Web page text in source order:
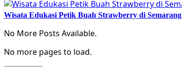
Wisata Edukasi Petik Buah Strawberry di Semarang
No More Posts Available.
No more pages to load.